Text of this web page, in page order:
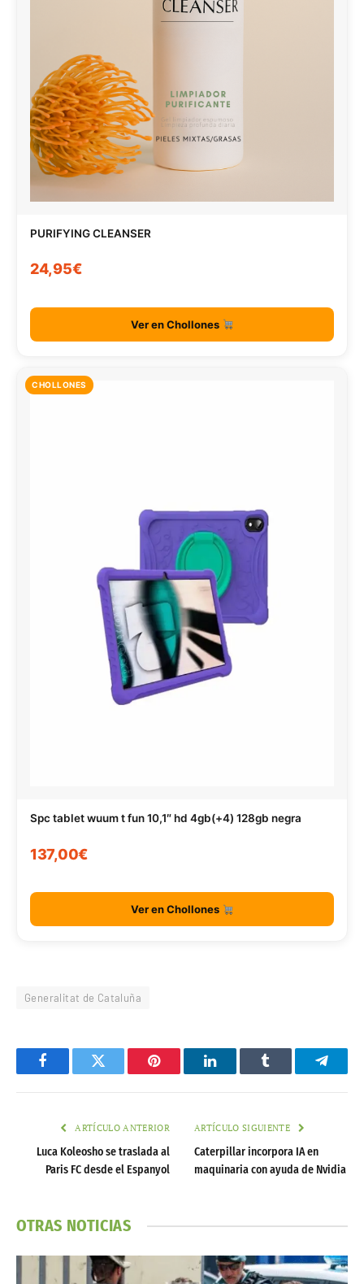
PURIFYING CLEANSER
24,95€
Ver en Chollones
CHOLLONES
Spc tablet wuum t fun 10,1″ hd 4gb(+4) 128gb negra
137,00€
Ver en Chollones
Generalitat de Cataluña
FacebookTwitter Pinterest LinkedInTumblr
ARTÍCULO ANTERIOR
Luca Koleosho se traslada al
Paris FC desde el Espanyol
ARTÍCULO SIGUIENTE
Caterpillar incorpora IA en
maquinaria con ayuda de Nvidia
OTRAS NOTICIAS